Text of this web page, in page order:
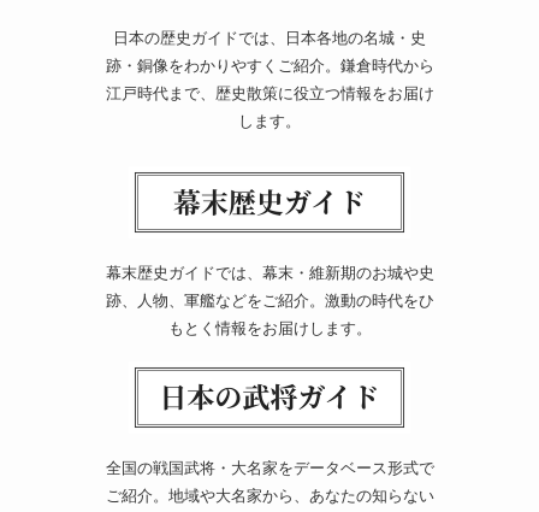
日本の歴史ガイドでは、日本各地の名城・史
跡・銅像をわかりやすくご紹介。鎌倉時代から
江戸時代まで、歴史散策に役立つ情報をお届け
します。
幕末歴史ガイドでは、幕末・維新期のお城や史
跡、人物、軍艦などをご紹介。激動の時代をひ
もとく情報をお届けします。
全国の戦国武将・大名家をデータベース形式で
ご紹介。地域や大名家から、あなたの知らない